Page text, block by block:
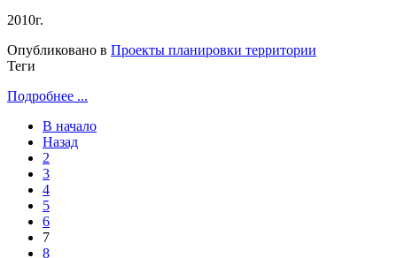
2010г.
Опубликовано в Проекты планировки территории
Теги
Подробнее ...
В начало
Назад
2
3
4
5
6
7
8